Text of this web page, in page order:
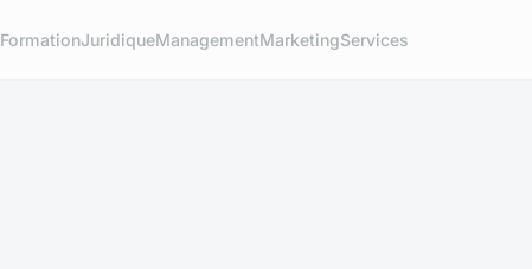
FormationJuridiqueManagementMarketingServices